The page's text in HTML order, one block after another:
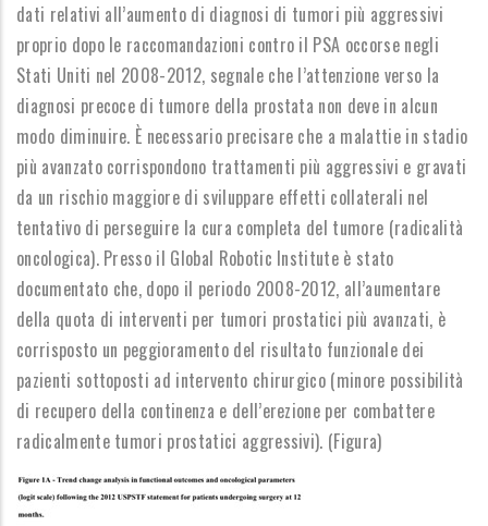
dati relativi all’aumento di diagnosi di tumori più aggressivi
proprio dopo le raccomandazioni contro il PSA occorse negli
Stati Uniti nel 2008-2012, segnale che l’attenzione verso la
diagnosi precoce di tumore della prostata non deve in alcun
modo diminuire. È necessario precisare che a malattie in stadio
più avanzato corrispondono trattamenti più aggressivi e gravati
da un rischio maggiore di sviluppare effetti collaterali nel
tentativo di perseguire la cura completa del tumore (radicalità
oncologica). Presso il Global Robotic Institute è stato
documentato che, dopo il periodo 2008-2012, all’aumentare
della quota di interventi per tumori prostatici più avanzati, è
corrisposto un peggioramento del risultato funzionale dei
pazienti sottoposti ad intervento chirurgico (minore possibilità
di recupero della continenza e dell’erezione per combattere
radicalmente tumori prostatici aggressivi). (Figura)